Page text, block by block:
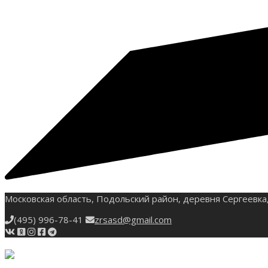
Московская область, Подольский район, деревня
(495) 996-78-41
zrsasd@gmail.com